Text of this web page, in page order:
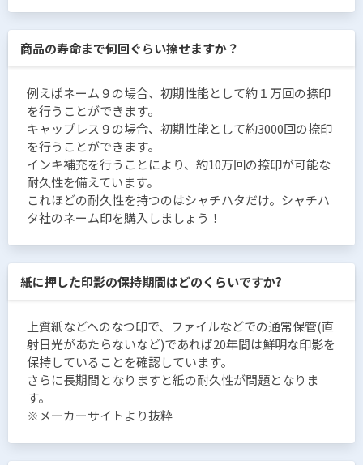
商品の寿命まで何回ぐらい捺せますか？
例えばネーム９の場合、初期性能として約１万回の捺印
を行うことができます。
キャップレス９の場合、初期性能として約3000回の捺印
を行うことができます。
インキ補充を行うことにより、約10万回の捺印が可能な
耐久性を備えています。
これほどの耐久性を持つのはシャチハタだけ。シャチハ
タ社のネーム印を購入しましょう！
紙に押した印影の保持期間はどのくらいですか?
上質紙などへのなつ印で、ファイルなどでの通常保管(直
射日光があたらないなど)であれば20年間は鮮明な印影を
保持していることを確認しています。
さらに長期間となりますと紙の耐久性が問題となりま
す。
※メーカーサイトより抜粋